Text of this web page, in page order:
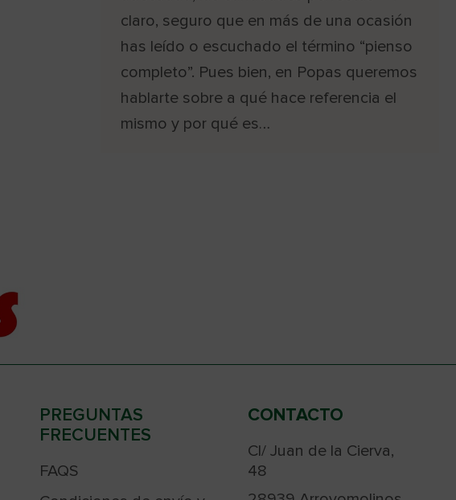
claro, seguro que en más de una ocasión
has leído o escuchado el término “pienso
completo”. Pues bien, en Popas queremos
hablarte sobre a qué hace referencia el
mismo y por qué es…
PREGUNTAS
FRECUENTES
FAQS
CONTACTO
Cl/ Juan de la Cierva,
48